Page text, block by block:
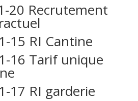
20 Recrutement
15 RI Cantine
16 Tarif unique
17 RI garderie